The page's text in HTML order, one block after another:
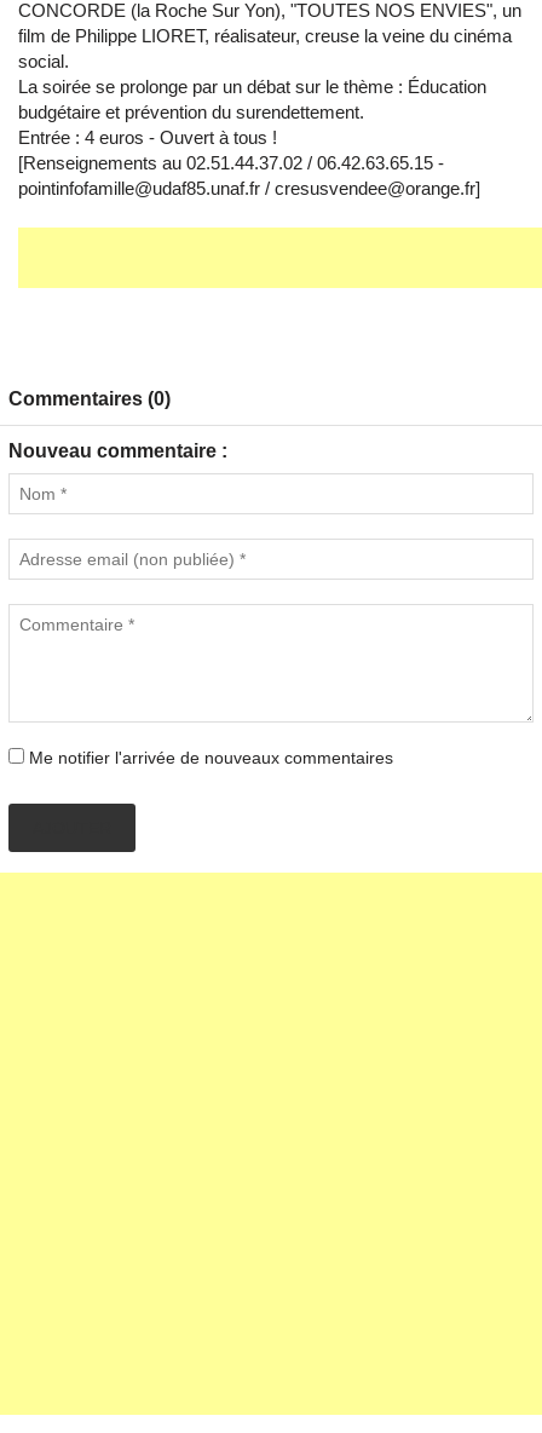
CONCORDE (la Roche Sur Yon), "TOUTES NOS ENVIES", un
film de Philippe LIORET, réalisateur, creuse la veine du cinéma
social.
La soirée se prolonge par un débat sur le thème : Éducation
budgétaire et prévention du surendettement.
Entrée : 4 euros - Ouvert à tous !
[Renseignements au 02.51.44.37.02 / 06.42.63.65.15 -
pointinfofamille@udaf85.unaf.fr / cresusvendee@orange.fr]
Commentaires (0)
Nouveau commentaire :
Me notifier l'arrivée de nouveaux commentaires